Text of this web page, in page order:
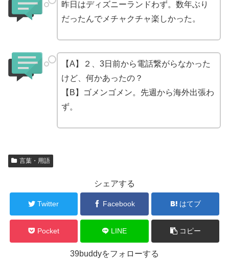
昨日はディズニーランドわず。数年ぶり
だったんでメチャクチャ楽しかった。
【A】２、3日前から電話繋がらなかった
けど、何かあったの？
【B】ゴメンゴメン。先週から海外出張わ
ず。
言葉・用語
シェアする
Twitter Facebook はてブ
Pocket LINE コピー
39buddyをフォローする